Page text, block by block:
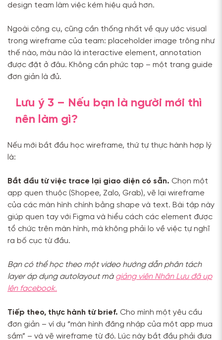
design team làm việc kém hiệu quả hơn.
Ngoài công cụ, cũng cần thống nhất về quy ước visual
trong wireframe của team: placeholder image trông như
thế nào, màu nào là interactive element, annotation
được đặt ở đâu. Không cần phức tạp – một trang guide
đơn giản là đủ.
Lưu ý 3 – Nếu bạn là người mới thì
nên làm gì?
Nếu mới bắt đầu học wireframe, thứ tự thực hành hợp lý
là:
Bắt đầu từ việc trace lại giao diện có sẵn. Chọn một
app quen thuộc (Shopee, Zalo, Grab), vẽ lại wireframe
của các màn hình chính bằng shape và text. Bài tập này
giúp quen tay với Figma và hiểu cách các element được
tổ chức trên màn hình, mà không phải lo về việc tự nghĩ
ra bố cục từ đầu.
Bạn có thể học theo một video hướng dẫn phân tách
layer áp dụng autolayout mà giảng viên Nhân Lưu đã up
lên facebook.
Tiếp theo, thực hành từ brief. Cho mình một yêu cầu
đơn giản – ví dụ “màn hình đăng nhập của một app mua
sắm” – và vẽ wireframe từ đó. Lúc này bắt đầu phải đưa